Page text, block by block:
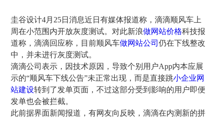
圭谷设计4月25日消息近日有媒体报道称，滴滴顺风车上
周在小范围内开放灰度测试。对此新浪做网站价格科技报
道称，滴滴回应称，目前顺风车做网站公司仍在下线整改
中，并未进行灰度测试。
滴滴公司表示，因技术原因，导致个别用户App内本应展
示的“顺风车下线公告”未正常出现，而是直接跳小企业网
站建设转到了发单页面，不过这部分受到影响的用户即便
发单也会被拦截。
此前据界面新闻报道，有网友向反映，滴滴在内测新的拼